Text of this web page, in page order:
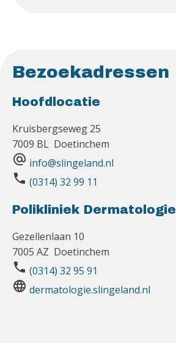
Bezoekadressen
Hoofdlocatie
Kruisbergseweg 25
7009 BL Doetinchem
alternate_email info@slingeland.nl
phone (0314) 32 99 11
Polikliniek Dermatologie
Gezellenlaan 10
7005 AZ Doetinchem
phone (0314) 32 95 91
language dermatologie.slingeland.nl